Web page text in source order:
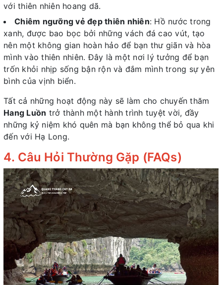
với thiên nhiên hoang dã.
Chiêm ngưỡng vẻ đẹp thiên nhiên: Hồ nước trong
xanh, được bao bọc bởi những vách đá cao vút, tạo
nên một không gian hoàn hảo để bạn thư giãn và hòa
mình vào thiên nhiên. Đây là một nơi lý tưởng để bạn
trốn khỏi nhịp sống bận rộn và đắm mình trong sự yên
bình của vịnh biển.
Tất cả những hoạt động này sẽ làm cho chuyến thăm
Hang Luồn trở thành một hành trình tuyệt vời, đầy
những kỷ niệm khó quên mà bạn không thể bỏ qua khi
đến với Hạ Long.
4. Câu Hỏi Thường Gặp (FAQs)